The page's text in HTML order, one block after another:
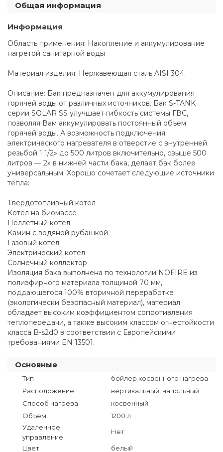
Общая информация
Информация
Область применения: Накопление и аккумулирование
нагретой санитарной воды
Материал изделия: Нержавеющая сталь AISI 304.
Описание: Бак предназначен для аккумулирования
горячей воды от различных источников. Бак S-TANK
серии SOLAR SS улучшает гибкость системы ГВС,
позволяя Вам аккумулировать постоянный объем
горячей воды. А возможность подключения
электрического нагревателя в отверстие с внутренней
резьбой 1 1/2» до 500 литров включительно, свыше 500
литров — 2» в нижней части бака, делает бак более
универсальным. Хорошо сочетает следующие источники
тепла:
Твердотопливный котел
Котел на биомассе
Пеллетный котел
Камин с водяной рубашкой
Газовый котел
Электрический котел
Солнечный коллектор
Изоляция бака выполнена по технологии NOFIRE из
полиэфирного материала толщиной 70 мм,
поддающегося 100% вторичной переработке
(экологически безопасный материал), материал
обладает высоким коэффициентом сопротивления
теплопередачи, а также высоким классом огнестойкости
класса B-s2d0 в соответствии с Европейскими
требованиями EN 13501.
Основные
Тип
бойлер косвенного нагрева
Расположение
вертикальный, напольный
Способ нагрева
косвенный
Объем
1200 л
Удаленное
управление
Нет
Цвет белый